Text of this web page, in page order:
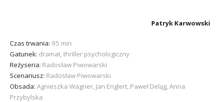
Patryk Karwowski
Czas trwania: 95 min
Gatunek: dramat, thriller psychologiczny
Reżyseria: Radosław Piwowarski
Scenariusz: Radosław Piwowarski
Obsada: Agnieszka Wagner, Jan Englert, Paweł Deląg, Anna
Przybylska